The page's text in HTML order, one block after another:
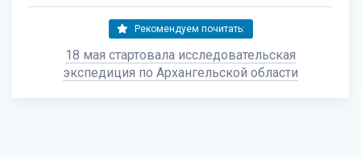
Рекомендуем почитать:
18 мая стартовала исследовательская
экспедиция по Архангельской области